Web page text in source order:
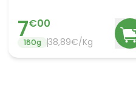
7€00
180g 38,89€/Kg